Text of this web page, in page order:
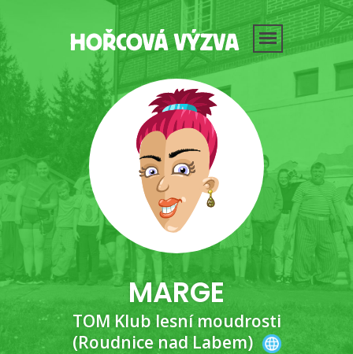
MARGE
TOM Klub lesní moudrosti
(Roudnice nad Labem)